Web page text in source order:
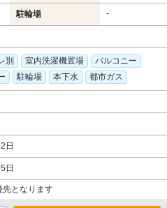
駐輪場 -
別 室内洗濯機置場
バルコニー
駐輪場 本下水 都市ガス
日
日
となります